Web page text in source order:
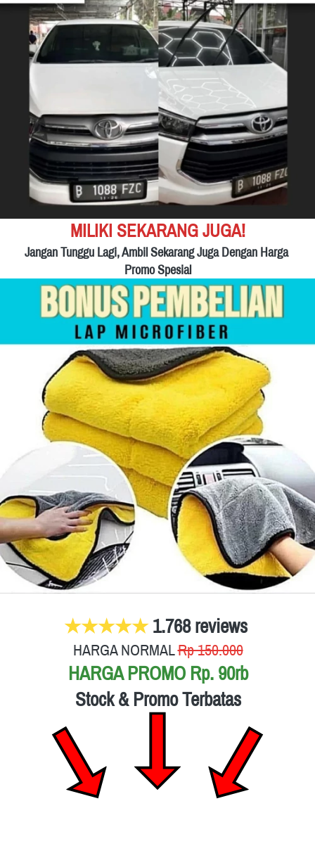
MILIKI SEKARANG JUGA!
Jangan Tunggu Lagi, Ambil Sekarang Juga Dengan Harga
Promo Spesial
★★★★★ 1.768 reviews
HARGA NORMALRp 150.000
HARGA PROMO Rp. 90rb
Stock & Promo Terbatas